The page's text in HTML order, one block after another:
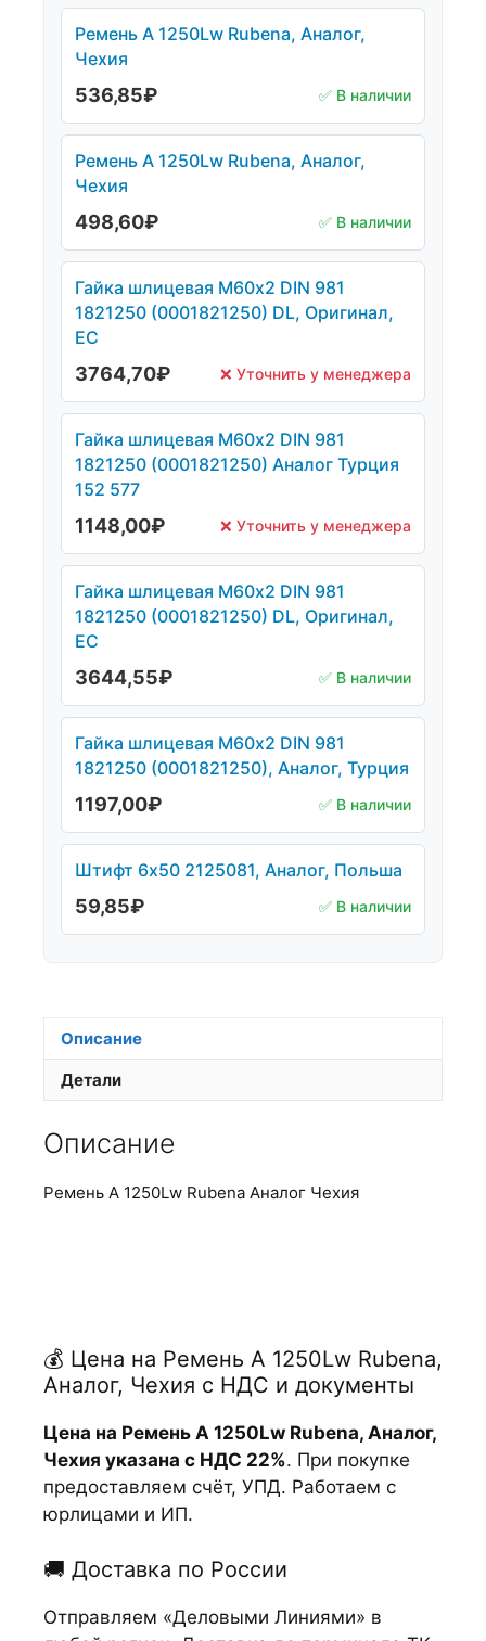
Ремень А 1250Lw Rubena, Аналог,
Чехия
536,85₽ ✅ В наличии
Ремень А 1250Lw Rubena, Аналог,
Чехия
498,60₽ ✅ В наличии
Гайка шлицевая М60х2 DIN 981
1821250 (0001821250) DL, Оригинал,
ЕС
3764,70₽ ❌ Уточнить у менеджера
Гайка шлицевая М60х2 DIN 981
1821250 (0001821250) Аналог Турция
152 577
1148,00₽ ❌ Уточнить у менеджера
Гайка шлицевая М60х2 DIN 981
1821250 (0001821250) DL, Оригинал,
ЕС
3644,55₽ ✅ В наличии
Гайка шлицевая М60х2 DIN 981
1821250 (0001821250), Аналог, Турция
1197,00₽ ✅ В наличии
Штифт 6х50 2125081, Аналог, Польша
59,85₽ ✅ В наличии
Описание
Детали
Описание
Ремень А 1250Lw Rubena Аналог Чехия
💰 Цена на Ремень А 1250Lw Rubena,
Аналог, Чехия с НДС и документы
Цена на Ремень А 1250Lw Rubena, Аналог,
Чехия указана с НДС 22%. При покупке
предоставляем счёт, УПД. Работаем с
юрлицами и ИП.
🚚 Доставка по России
Отправляем «Деловыми Линиями» в